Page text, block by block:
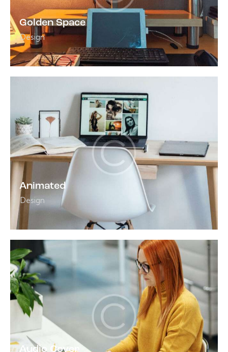
Golden Space
Design
Animated
Design
Audio Cover